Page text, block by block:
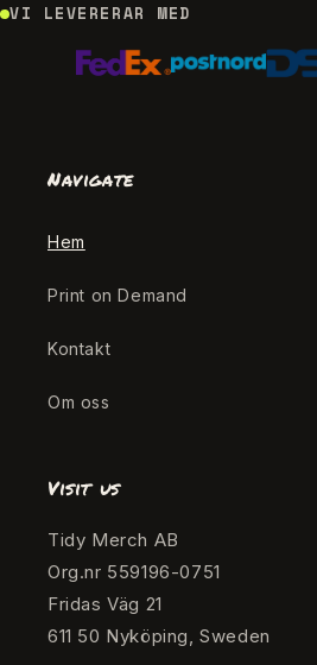
VI LEVERERAR MED
Navigate
Hem
Print on Demand
Kontakt
Om oss
Visit us
Tidy Merch AB
Org.nr 559196-0751
Fridas Väg 21
611 50 Nyköping, Sweden